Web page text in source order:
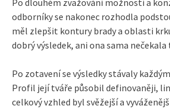
odborníky se nakonec rozhodla
měl zlepšit kontury brady a oblasti
dobrý výsledek, ani ona sama
Po zotavení se výsledky stávaly
Profil její tváře působil definovaněji,
celkový vzhled byl svěžejší a